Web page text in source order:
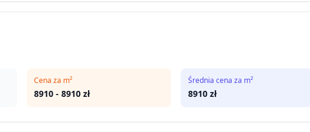
Cena za m²
8910 - 8910 zł
Średnia cena za m²
8910 zł